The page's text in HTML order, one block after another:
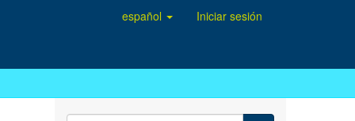
español Iniciar sesión